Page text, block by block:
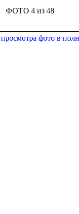
ФОТО 4 из 48